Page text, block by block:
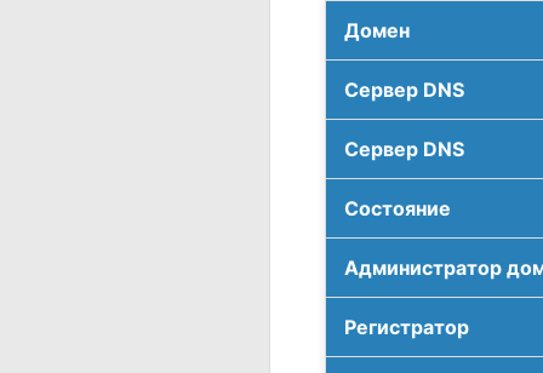
Домен
Сервер DNS
Сервер DNS
Соcтояние
Администратор
Регистратор